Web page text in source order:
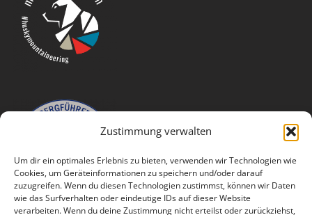
Zustimmung verwalten
Um dir ein optimales Erlebnis zu bieten, verwenden wir Technologien wie
Cookies, um Geräteinformationen zu speichern und/oder darauf
zuzugreifen. Wenn du diesen Technologien zustimmst, können wir Daten
wie das Surfverhalten oder eindeutige IDs auf dieser Website
verarbeiten. Wenn du deine Zustimmung nicht erteilst oder zurückziehst,